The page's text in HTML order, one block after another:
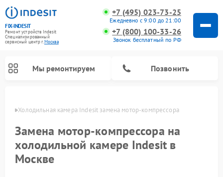
FIX-INDESIT
Ремонт устройств Indesit
Специализированный
cервисный центр г.Москва
+7 (495) 023-73-25
Ежедневно с 9:00 до 21:00
+7 (800) 100-33-26
Звонок бесплатный по РФ
Мы ремонтируем Позвонить
Холодильная камера Indesit замена мотор-компрессора
Замена мотор-компрессора на
холодильной камере Indesit в
Москве